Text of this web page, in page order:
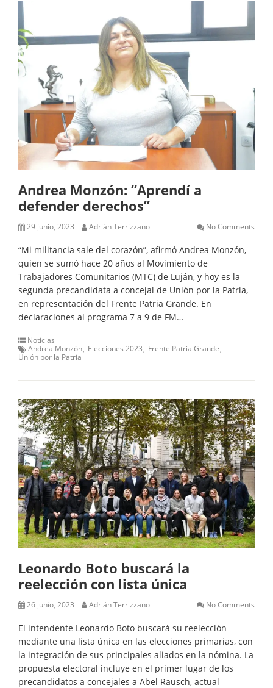
Andrea Monzón: “Aprendí a
defender derechos”
29 junio, 2023 Adrián Terrizzano No Comments
“Mi militancia sale del corazón”, afirmó Andrea Monzón,
quien se sumó hace 20 años al Movimiento de
Trabajadores Comunitarios (MTC) de Luján, y hoy es la
segunda precandidata a concejal de Unión por la Patria,
en representación del Frente Patria Grande. En
declaraciones al programa 7 a 9 de FM…
Noticias
Andrea Monzón Elecciones 2023
Frente Patria Grande
Unión por la Patria
Leonardo Boto buscará la
reelección con lista única
26 junio, 2023 Adrián Terrizzano No Comments
El intendente Leonardo Boto buscará su reelección
mediante una lista única en las elecciones primarias, con
la integración de sus principales aliados en la nómina. La
propuesta electoral incluye en el primer lugar de los
precandidatos a concejales a Abel Rausch, actual